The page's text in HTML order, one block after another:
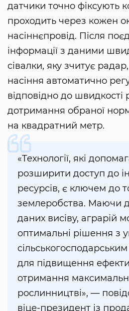
датчики точно фіксують
проходить через кожен
насіннєпровід. Після
інформації з даними
сівалки, яку зчитує
насіння автоматично
відповідно до швидкості
дотримання обраної
на квадратний метр.
«Технології, які
розширити доступ до
ресурсів, є ключем до
землеробства. Маючи
даних висіву, аграрій
оптимальні рішення з
для підвищення
отримання
рослинництві», —
віце-президент із